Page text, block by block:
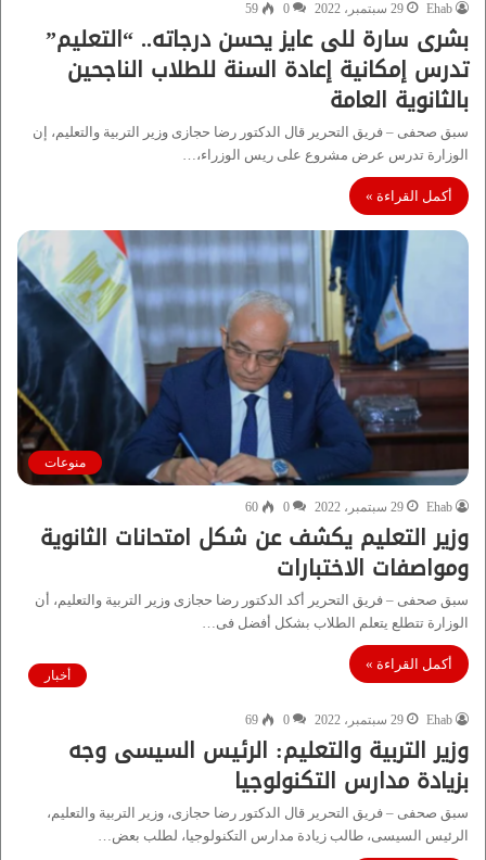
Ehab 29 سبتمبر، 2022 0
59
بشرى سارة للى عايز يحسن درجاته.. “التعليم”
تدرس إمكانية إعادة السنة للطلاب الناجحين
بالثانوية العامة
سبق صحفى – فريق التحرير قال الدكتور رضا حجازى وزير التربية والتعليم، إن
الوزارة تدرس عرض مشروع على ريس الوزراء،…
أكمل القراءة »
منوعات
Ehab 29 سبتمبر، 2022 0
60
وزير التعليم يكشف عن شكل امتحانات الثانوية
ومواصفات الاختبارات
سبق صحفى – فريق التحرير أكد الدكتور رضا حجازى وزير التربية والتعليم، أن
الوزارة تتطلع يتعلم الطلاب بشكل أفضل فى…
أكمل القراءة »
أخبار
Ehab 29 سبتمبر، 2022 0
69
وزير التربية والتعليم: الرئيس السيسى وجه
بزيادة مدارس التكنولوجيا
سبق صحفى – فريق التحرير قال الدكتور رضا حجازى، وزير التربية والتعليم،
الرئيس السيسى، طالب زيادة مدارس التكنولوجيا، لطلب بعض…